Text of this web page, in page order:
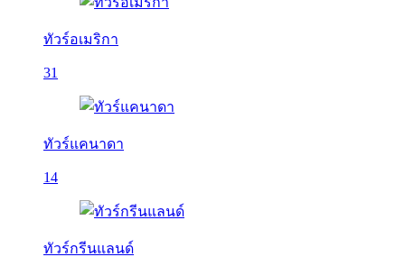
ทัวร์อเมริกา
31
ทัวร์แคนาดา
14
ทัวร์กรีนแลนด์